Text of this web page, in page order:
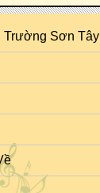
Sơn Tây